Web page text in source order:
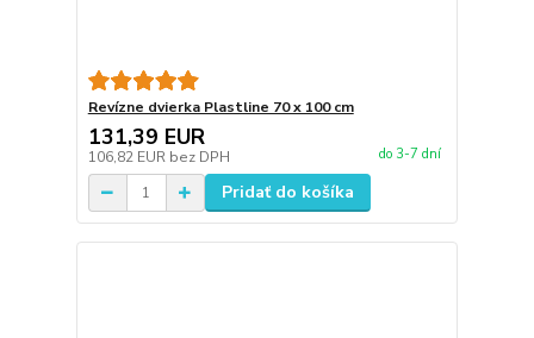
Revízne dvierka Plastline 70 x 100 cm
131,39 EUR
106,82 EUR bez DPH do 3-7 dní
Pridať do košíka